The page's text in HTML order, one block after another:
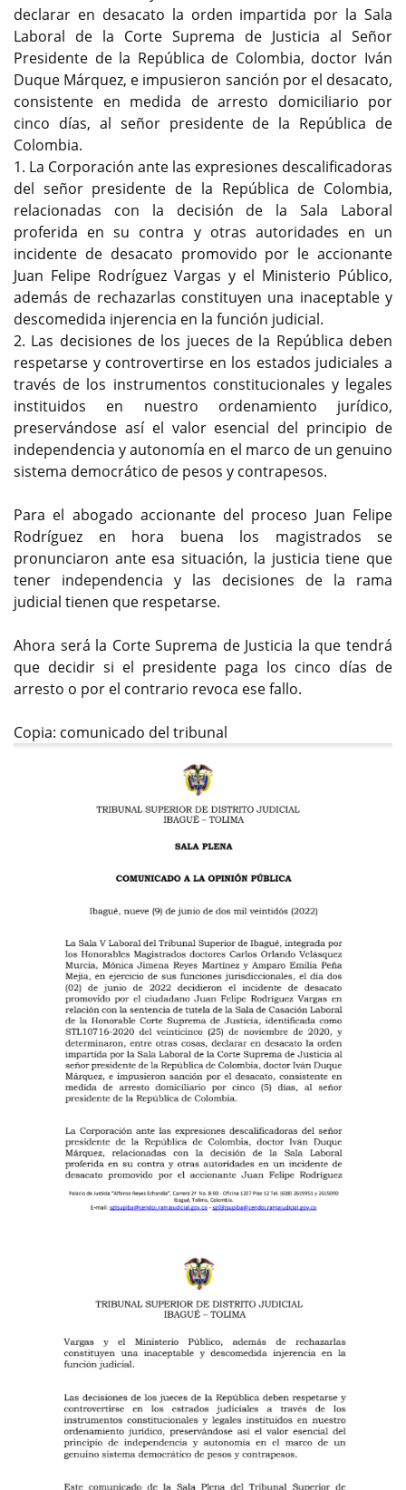
declarar en desacato la orden impartida por la Sala
Laboral de la Corte Suprema de Justicia al Señor
Presidente de la República de Colombia, doctor Iván
Duque Márquez, e impusieron sanción por el desacato,
consistente en medida de arresto domiciliario por
cinco días, al señor presidente de la República de
Colombia.
1. La Corporación ante las expresiones descalificadoras
del señor presidente de la República de Colombia,
relacionadas con la decisión de la Sala Laboral
proferida en su contra y otras autoridades en un
incidente de desacato promovido por le accionante
Juan Felipe Rodríguez Vargas y el Ministerio Público,
además de rechazarlas constituyen una inaceptable y
descomedida injerencia en la función judicial.
2. Las decisiones de los jueces de la República deben
respetarse y controvertirse en los estados judiciales a
través de los instrumentos constitucionales y legales
instituidos en nuestro ordenamiento jurídico,
preservándose así el valor esencial del principio de
independencia y autonomía en el marco de un genuino
sistema democrático de pesos y contrapesos.
Para el abogado accionante del proceso Juan Felipe
Rodríguez en hora buena los magistrados se
pronunciaron ante esa situación, la justicia tiene que
tener independencia y las decisiones de la rama
judicial tienen que respetarse.
Ahora será la Corte Suprema de Justicia la que tendrá
que decidir si el presidente paga los cinco días de
arresto o por el contrario revoca ese fallo.
Copia: comunicado del tribunal